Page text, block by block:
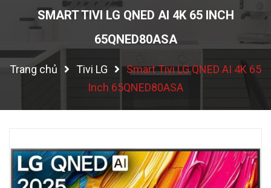
SMART TIVI LG QNED AI 4K 65 INCH
65QNED80ASA
Trang chủ Tivi LG
Smart Tivi LG QNED AI 4K 65
Inch 65QNED80ASA